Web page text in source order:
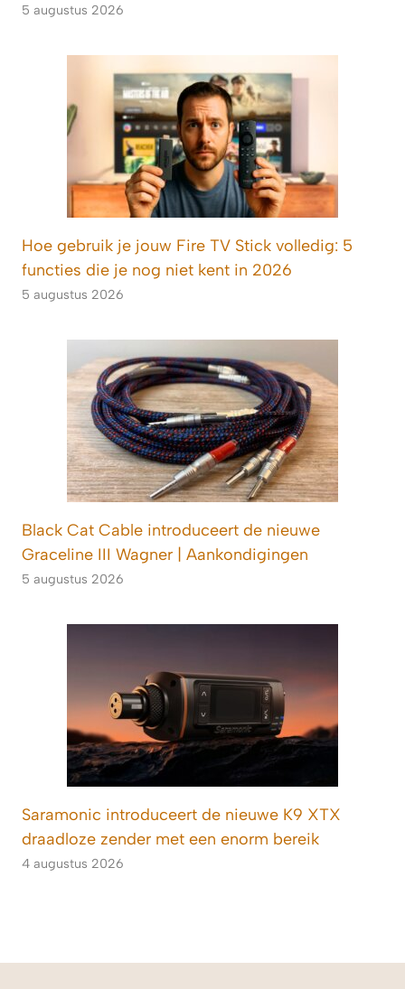
5 augustus 2026
Hoe gebruik je jouw Fire TV Stick volledig: 5
functies die je nog niet kent in 2026
5 augustus 2026
Black Cat Cable introduceert de nieuwe
Graceline III Wagner | Aankondigingen
5 augustus 2026
Saramonic introduceert de nieuwe K9 XTX
draadloze zender met een enorm bereik
4 augustus 2026